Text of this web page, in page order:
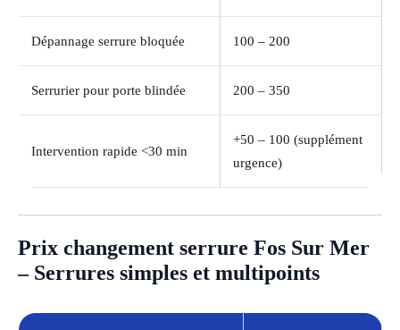
Dépannage serrure bloquée 100 – 200
Serrurier pour porte blindée 200 – 350
Intervention rapide <30 min
+50 – 100 (supplément
urgence)
Prix changement serrure Fos Sur Mer
– Serrures simples et multipoints